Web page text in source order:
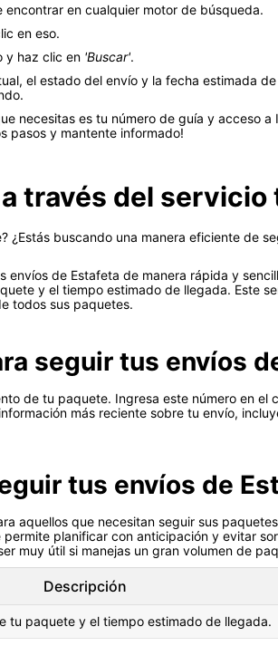
en cualquier motor de búsqueda.
en eso.
y haz clic en 'Buscar'.
el estado del envío y la fecha estimada
necesitas es tu número de guía y acceso
pasos y mantente informado!
través del
buscando una manera eficiente de
de Estafeta de manera rápida y
y el tiempo estimado de llegada. Este
todos sus paquetes.
seguir tus envíos
de tu paquete. Ingresa este número en el
más reciente sobre tu envío,
tus envíos de
aquellos que necesitan seguir sus
planificar con anticipación y evitar
muy útil si manejas un gran volumen de
Descripción
tu paquete y el tiempo estimado de llegada.